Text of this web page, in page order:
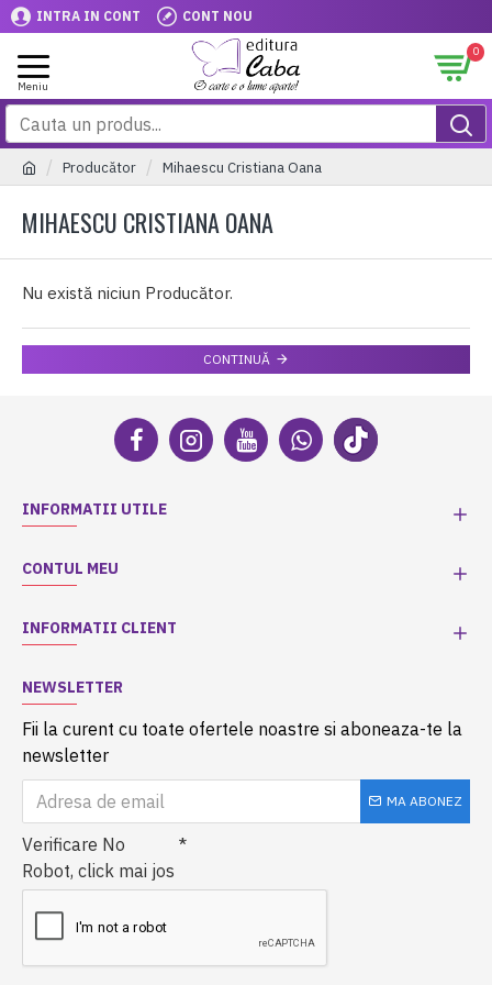
INTRA IN CONT CONT NOU
0
Producător Mihaescu Cristiana Oana
MIHAESCU CRISTIANA OANA
Nu există niciun Producător.
CONTINUĂ
INFORMATII UTILE
CONTUL MEU
INFORMATII CLIENT
NEWSLETTER
Fii la curent cu toate ofertele noastre si aboneaza-te la
newsletter
MA ABONEZ
Verificare No
Robot, click mai jos